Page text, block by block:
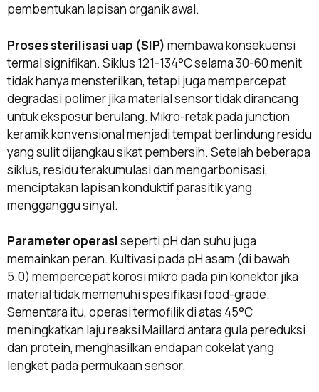
pembentukan lapisan organik awal.
Proses sterilisasi uap (SIP) membawa konsekuensi
termal signifikan. Siklus 121-134°C selama 30-60 menit
tidak hanya mensterilkan, tetapi juga mempercepat
degradasi polimer jika material sensor tidak dirancang
untuk eksposur berulang. Mikro-retak pada junction
keramik konvensional menjadi tempat berlindung residu
yang sulit dijangkau sikat pembersih. Setelah beberapa
siklus, residu terakumulasi dan mengarbonisasi,
menciptakan lapisan konduktif parasitik yang
mengganggu sinyal.
Parameter operasiseperti pH dan suhu juga
memainkan peran. Kultivasi pada pH asam (di bawah
5.0) mempercepat korosi mikro pada pin konektor jika
material tidak memenuhi spesifikasi food-grade.
Sementara itu, operasi termofilik di atas 45°C
meningkatkan laju reaksi Maillard antara gula pereduksi
dan protein, menghasilkan endapan cokelat yang
lengket pada permukaan sensor.